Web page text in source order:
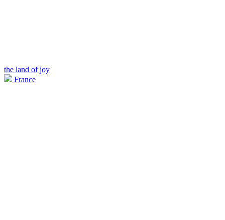
the land of joy
France